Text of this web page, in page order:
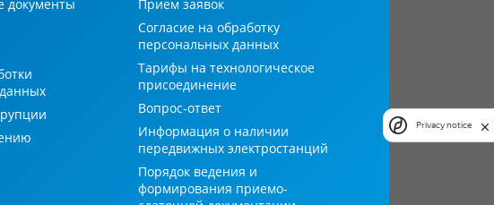
документы
Прием заявок
Согласие на обработку
персональных данных
Тарифы на технологическое
присоединение
Вопрос-ответ
Информация о наличии
передвижных электростанций
Порядок ведения и
формирования приемо-
Privacy notice